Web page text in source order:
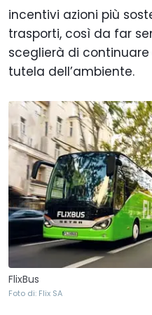
incentivi azioni più
trasporti, così da far
sceglierà di
tutela dell’ambiente.
FlixBus
Foto di: Flix SA